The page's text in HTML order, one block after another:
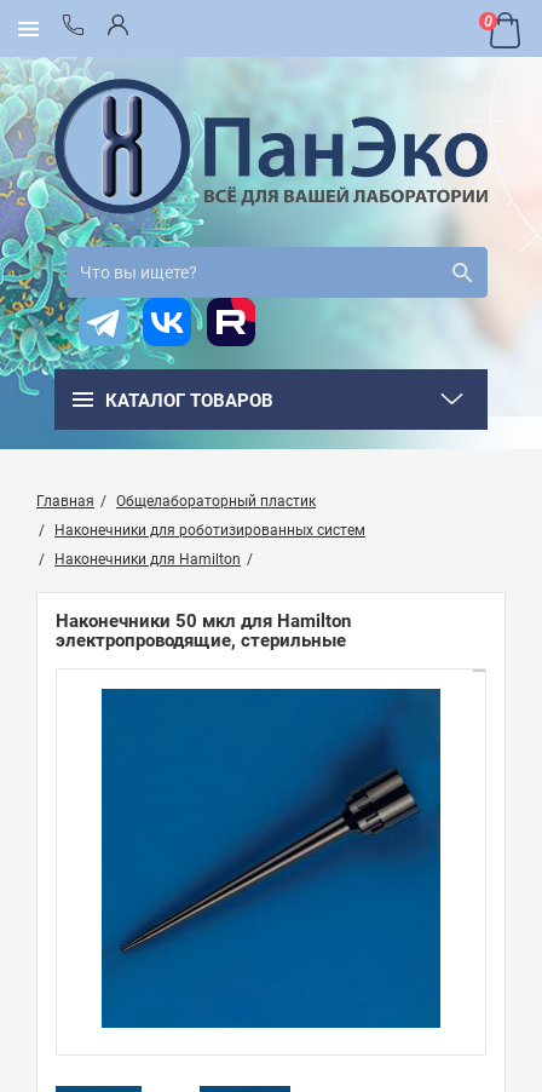
0
КАТАЛОГ ТОВАРОВ
Главная
Общелабораторный пластик
Наконечники для роботизированных систем
Наконечники для Hamilton
Наконечники 50 мкл для Hamilton
электропроводящие, стерильные